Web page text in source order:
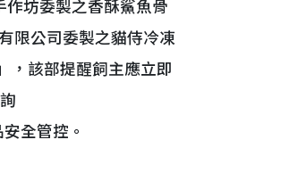
作坊委製之香酥鯊魚骨
限公司委製之貓侍冷凍
，該部提醒飼主應立即
全管控。